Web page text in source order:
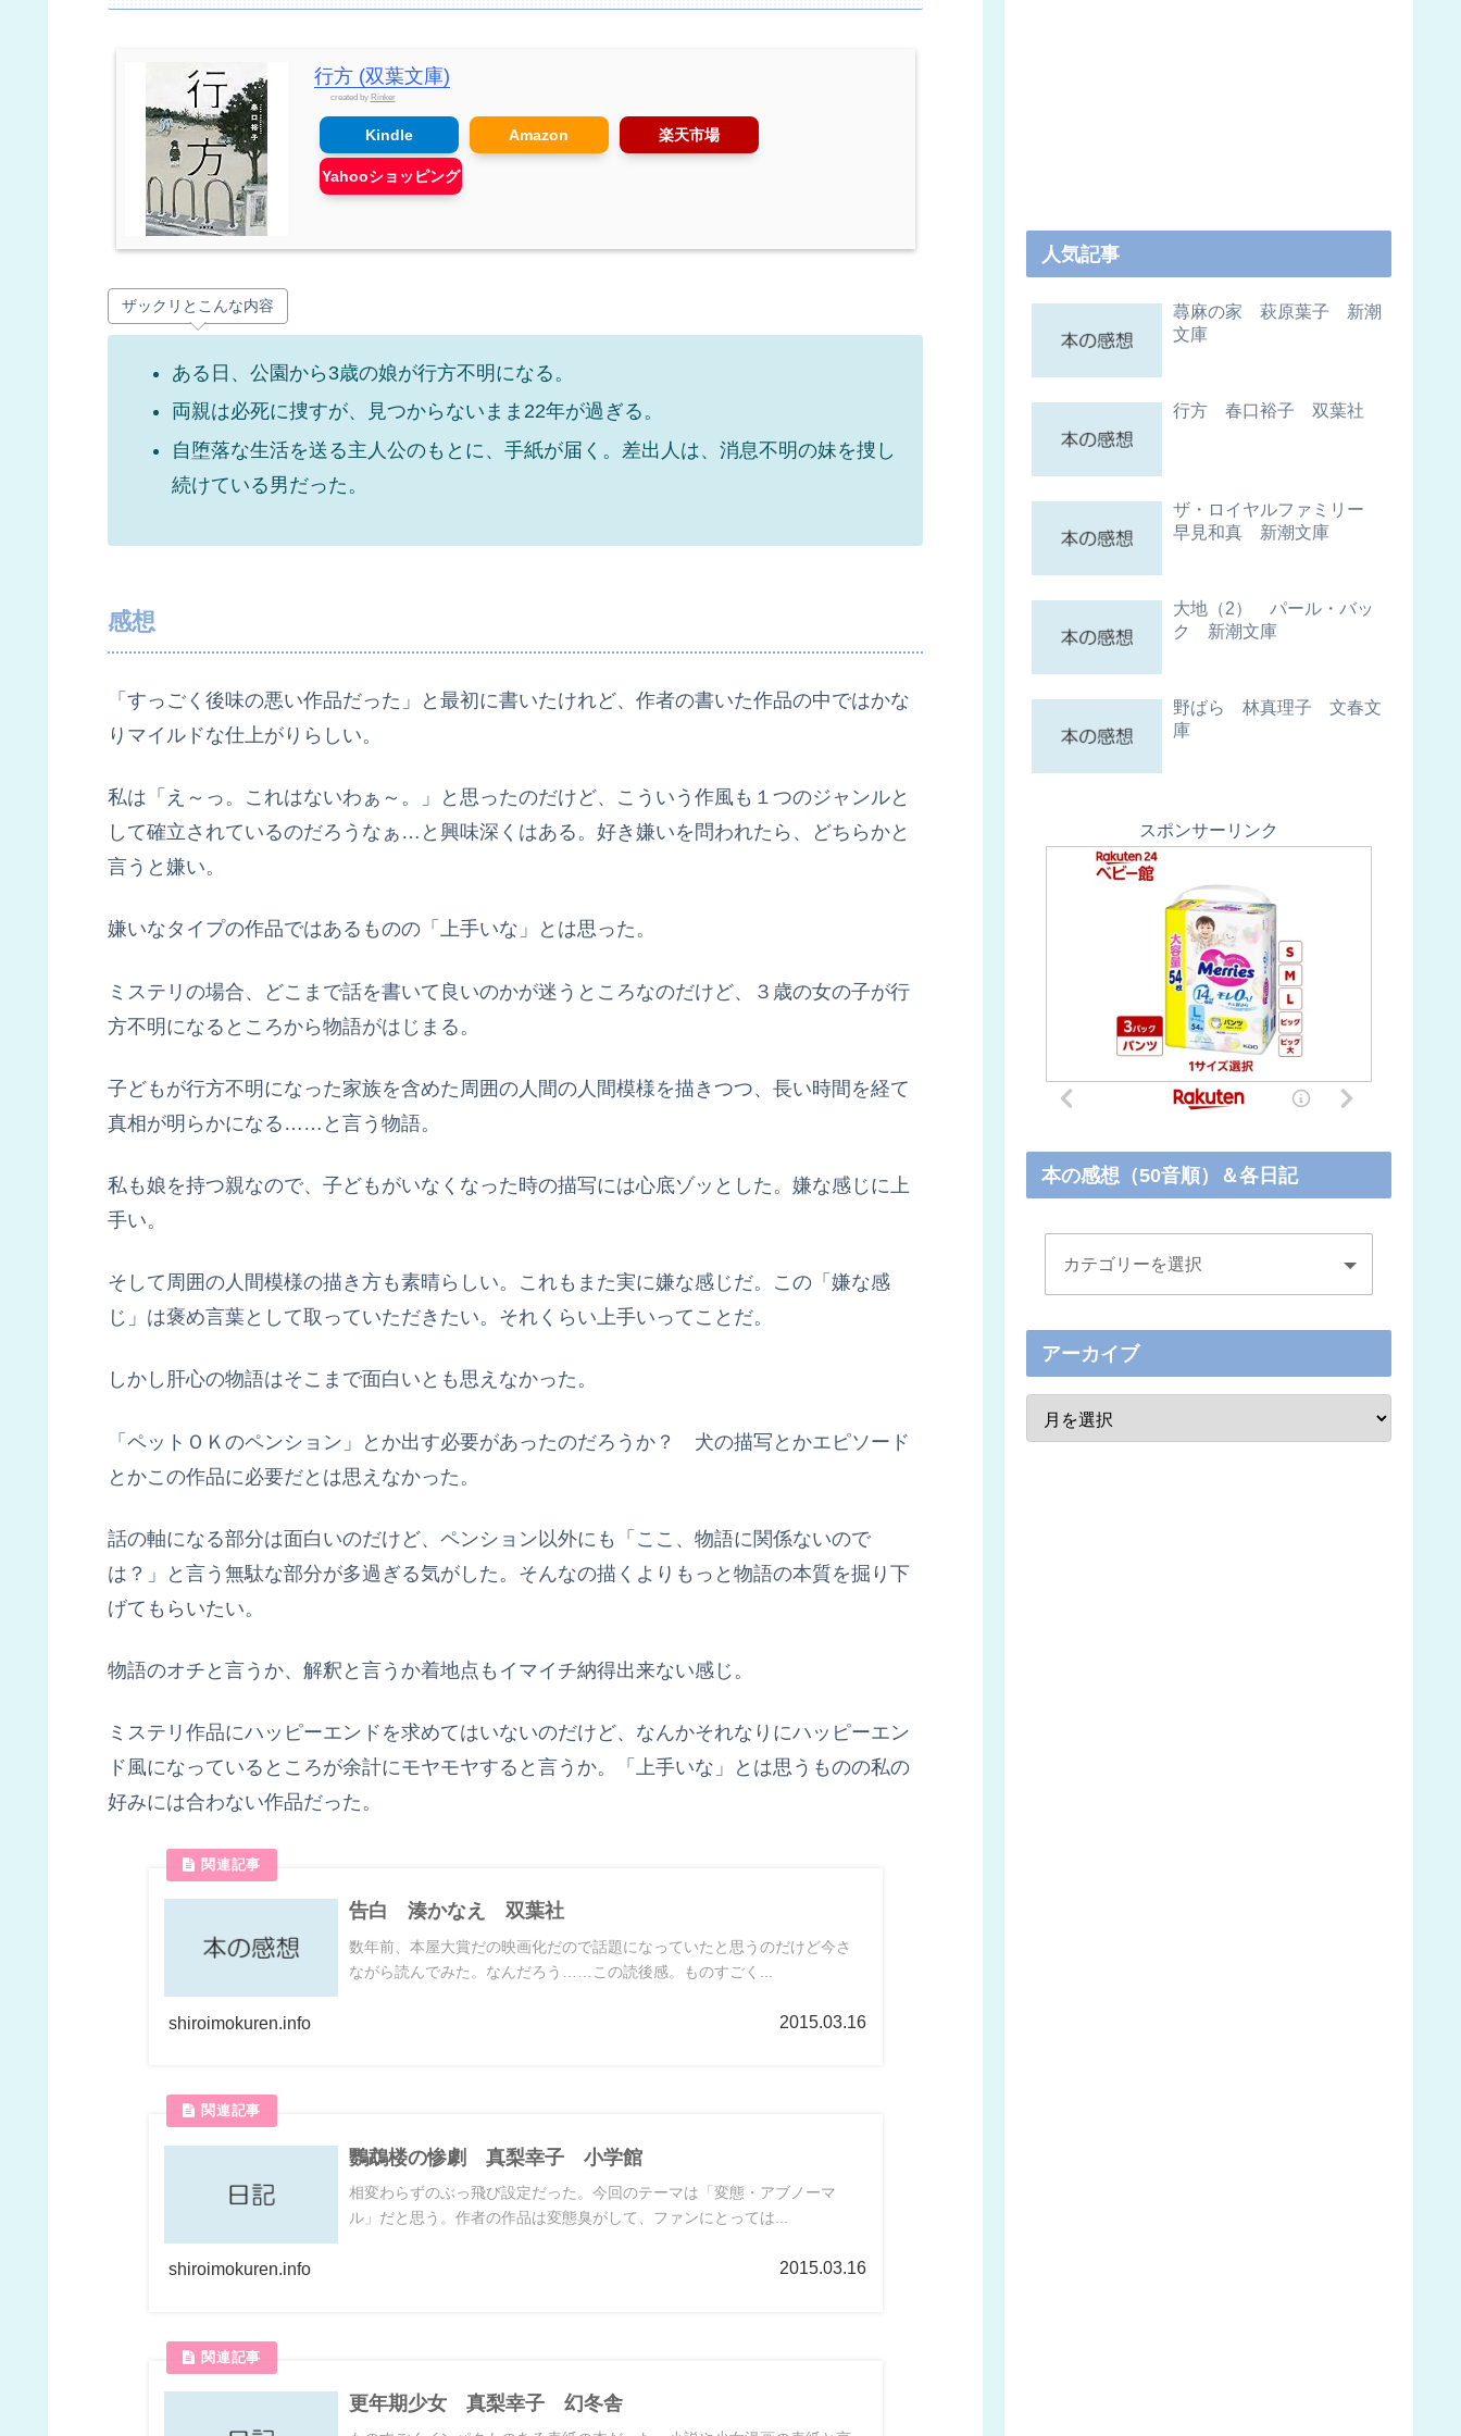
行方 (双葉文庫)
created by Rinker
Kindle Amazon 楽天市場
Yahooショッピング
ザックリとこんな内容
ある日、公園から3歳の娘が行方不明になる。
両親は必死に捜すが、見つからないまま22年が過ぎる。
自堕落な生活を送る主人公のもとに、手紙が届く。差出人は、消息不明の妹を捜し
続けている男だった。
感想
「すっごく後味の悪い作品だった」と最初に書いたけれど、作者の書いた作品の中ではかな
りマイルドな仕上がりらしい。
私は「え～っ。これはないわぁ～。」と思ったのだけど、こういう作風も１つのジャンルと
して確立されているのだろうなぁ…と興味深くはある。好き嫌いを問われたら、どちらかと
言うと嫌い。
嫌いなタイプの作品ではあるものの「上手いな」とは思った。
ミステリの場合、どこまで話を書いて良いのかが迷うところなのだけど、３歳の女の子が行
方不明になるところから物語がはじまる。
子どもが行方不明になった家族を含めた周囲の人間の人間模様を描きつつ、長い時間を経て
真相が明らかになる……と言う物語。
私も娘を持つ親なので、子どもがいなくなった時の描写には心底ゾッとした。嫌な感じに上
手い。
そして周囲の人間模様の描き方も素晴らしい。これもまた実に嫌な感じだ。この「嫌な感
じ」は褒め言葉として取っていただきたい。それくらい上手いってことだ。
しかし肝心の物語はそこまで面白いとも思えなかった。
「ペットＯＫのペンション」とか出す必要があったのだろうか？ 犬の描写とかエピソード
とかこの作品に必要だとは思えなかった。
話の軸になる部分は面白いのだけど、ペンション以外にも「ここ、物語に関係ないので
は？」と言う無駄な部分が多過ぎる気がした。そんなの描くよりもっと物語の本質を掘り下
げてもらいたい。
物語のオチと言うか、解釈と言うか着地点もイマイチ納得出来ない感じ。
ミステリ作品にハッピーエンドを求めてはいないのだけど、なんかそれなりにハッピーエン
ド風になっているところが余計にモヤモヤすると言うか。「上手いな」とは思うものの私の
好みには合わない作品だった。
告白 湊かなえ 双葉社
数年前、本屋大賞だの映画化だので話題になっていたと思うのだけど今さ
ながら読んでみた。なんだろう……この読後感。ものすごく...
shiroimokuren.info 2015.03.16
鸚鵡楼の惨劇 真梨幸子 小学館
相変わらずのぶっ飛び設定だった。今回のテーマは「変態・アブノーマ
ル」だと思う。作者の作品は変態臭がして、ファンにとっては...
shiroimokuren.info 2015.03.16
更年期少女 真梨幸子 幻冬舎
人気記事
蕁麻の家 萩原葉子 新潮
文庫
行方 春口裕子 双葉社
ザ・ロイヤルファミリー
早見和真 新潮文庫
大地（2） パール・バッ
ク 新潮文庫
野ばら 林真理子 文春文
庫
スポンサーリンク
本の感想（50音順）＆各日記
アーカイブ